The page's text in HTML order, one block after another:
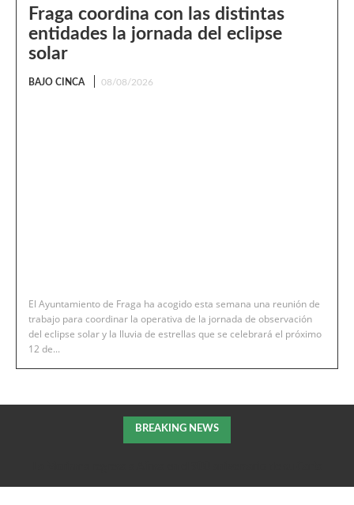
Fraga coordina con las distintas
entidades la jornada del eclipse
solar
BAJO CINCA 08/08/2026
El Ayuntamiento de Fraga ha acogido esta semana una reunión de
trabajo para coordinar la operativa de la jornada de observación
del eclipse solar y la lluvia de estrellas que se celebrará el próximo
12 de...
BREAKING NEWS